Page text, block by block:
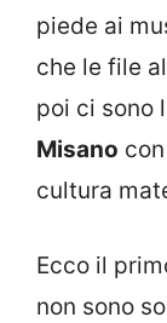
piede ai
che le file
poi ci sono
Misano
cultura
Ecco il
non sono